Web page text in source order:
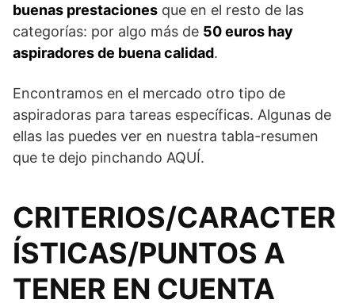
buenas prestaciones que en el resto de las
categorías: por algo más de 50 euros hay
aspiradores de buena calidad.
Encontramos en el mercado otro tipo de
aspiradoras para tareas específicas. Algunas de
ellas las puedes ver en nuestra tabla-resumen
que te dejo pinchando AQUÍ.
CRITERIOS/CARACTER
ÍSTICAS/PUNTOS A
TENER EN CUENTA